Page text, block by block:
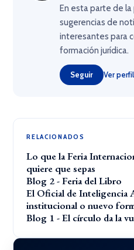
En esta parte de
sugerencias de
interesantes para
formación jurídica.
Seguir Ver
RELACIONADOS
Lo que la Feria
quiere que sepas
Blog 2 - Feria del Libro
El Oficial de Inteligencia
institucional o nuevo
Blog 1 - El círculo da la